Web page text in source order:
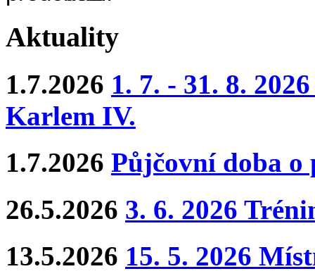
Aktuality
1.7.2026 1. 7. - 31. 8.
Karlem IV.
1.7.2026 Půjčovní doba o
26.5.2026 3. 6. 2026
13.5.2026 15. 5. 2026